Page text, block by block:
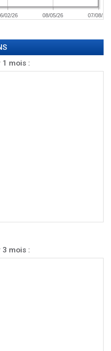
02/26 08/05/26 07/08/26
mois :
mois :